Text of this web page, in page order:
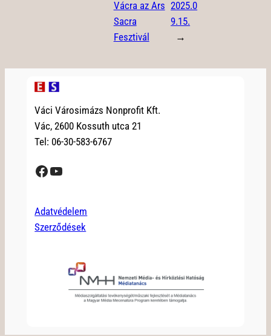
Vácra az Ars
Sacra
Fesztivál
2025.0
9.15.
→
Váci Városimázs Nonprofit Kft.
Vác, 2600 Kossuth utca 21
Tel: 06-30-583-6767
Facebook YouTube
Adatvédelem
Szerződések